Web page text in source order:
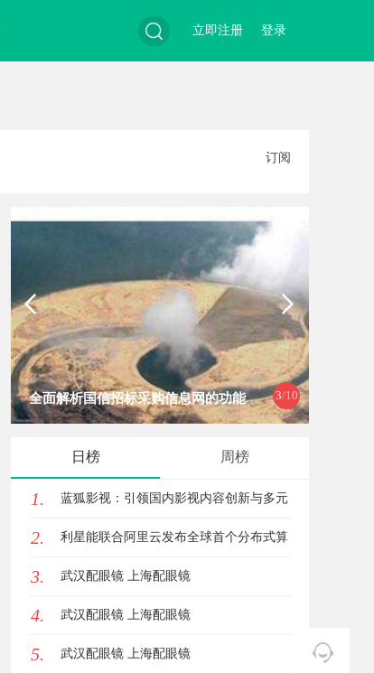
登录
立即注册
订阅
4/10
现代工程中的装配式结构应用与发展
日榜 周榜
1. 蓝狐影视：引领国内影视内容创新与多元
化发展的先锋力量
2. 利星能联合阿里云发布全球首个分布式算
电协同解决方案
3. 武汉配眼镜 上海配眼镜
4. 武汉配眼镜 上海配眼镜
5. 武汉配眼镜 上海配眼镜